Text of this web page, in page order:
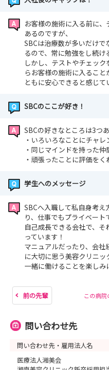
お客様の施術に入る前に
あるのですが、
SBCは治療数が多いだけで
るので、常に勉強をし続け
しかし、テストやチェッ
らお客様の施術に入るこ
ともに安心できると感じて
SBCのここが好き！
SBCの好きなところは3つ
・いろいろなことにチャレ
・同じマインドを持った仲
・頑張ったことに評価をく
学生へのメッセージ
SBCへ入職して私自身考
り、仕事でもプライベート
自己成長できる会社で、
っています！
マニュアルだったり、会
に大切に思う美容クリニッ
一緒に働けることを楽しみ
前の先輩 この病
問い合わせ先
問い合わせ先・雇用法人名
医療法人湘美会